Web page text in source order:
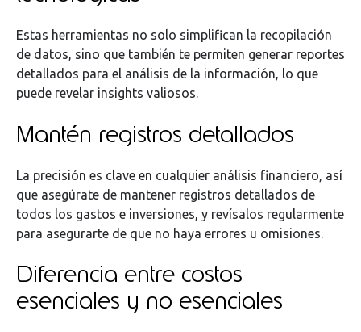
Estas herramientas no solo simplifican la recopilación
de datos, sino que también te permiten generar reportes
detallados para el análisis de la información, lo que
puede revelar insights valiosos.
Mantén registros detallados
La precisión es clave en cualquier análisis financiero, así
que asegúrate de mantener registros detallados de
todos los gastos e inversiones, y revísalos regularmente
para asegurarte de que no haya errores u omisiones.
Diferencia entre costos
esenciales y no esenciales